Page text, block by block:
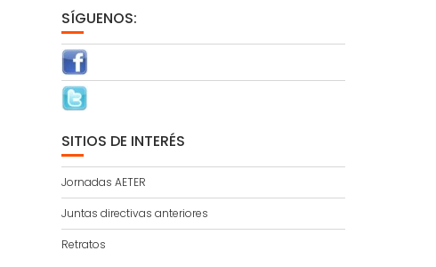
SÍGUENOS:
SITIOS DE INTERÉS
Jornadas AETER
Juntas directivas anteriores
Retratos